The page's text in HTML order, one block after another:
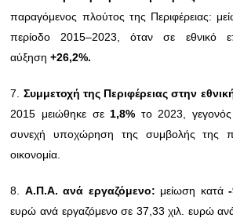
παραγόμενος πλούτος της Περιφέρειας:
περίοδο 2015–2023, όταν σε εθνικό
αύξηση+26,2%.
7. Συμμετοχή της Περιφέρειας στην
2015 μειώθηκε σε 1,8% το 2023,
συνεχή υποχώρηση της συμβολής της
οικονομία.
8. Α.Π.Α. ανά εργαζόμενο: μείωση κατά
ευρώ ανά εργαζόμενο σε 37,33 χιλ. ευρώ ανά